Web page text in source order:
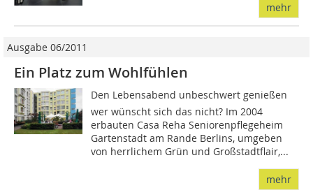
mehr
Ausgabe 06/2011
Ein Platz zum Wohlfühlen
Den Lebensabend unbeschwert genießen 
wer wünscht sich das nicht? Im 2004
erbauten Casa Reha Seniorenpflegeheim
Gartenstadt am Rande Berlins, umgeben
von herrlichem Grün und Großstadtflair,...
mehr